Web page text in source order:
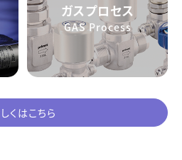
ガスプロセス
GAS Process
くはこちら